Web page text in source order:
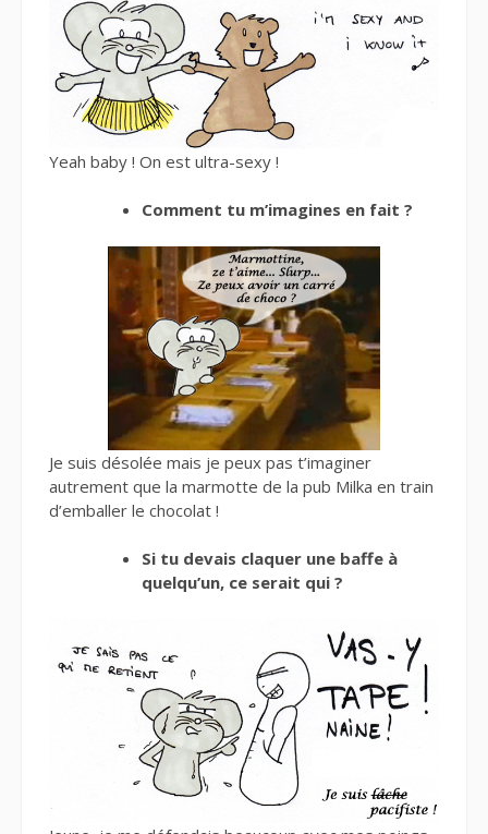
Yeah baby ! On est ultra-sexy !
Comment tu m’imagines en fait ?
Je suis désolée mais je peux pas t’imaginer
autrement que la marmotte de la pub Milka en train
d’emballer le chocolat !
Si tu devais claquer une baffe à
quelqu’un, ce serait qui ?